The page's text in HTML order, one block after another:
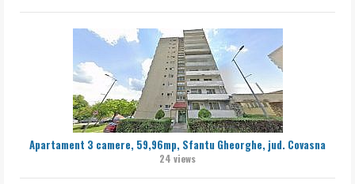
Apartament 3 camere, 59,96mp, Sfantu Gheorghe, jud. Covasna
24 views